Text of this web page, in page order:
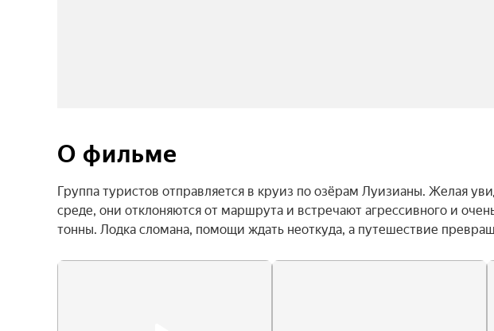
О фильме
Группа туристов отправляется в круиз по озёрам Луизианы. Желая
среде, они отклоняются от маршрута и встречают агрессивного и
тонны. Лодка сломана, помощи ждать неоткуда, а путешествие